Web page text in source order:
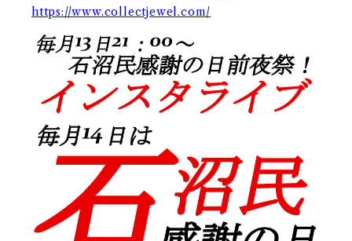
https://www.collectjewel.com/